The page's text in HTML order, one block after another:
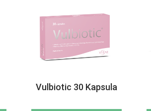
Vulbiotic 30 Kapsula